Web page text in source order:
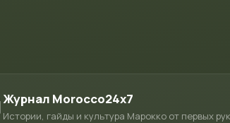
Журнал Morocco24x7
Истории, гайды и культура Марокко от первых рук